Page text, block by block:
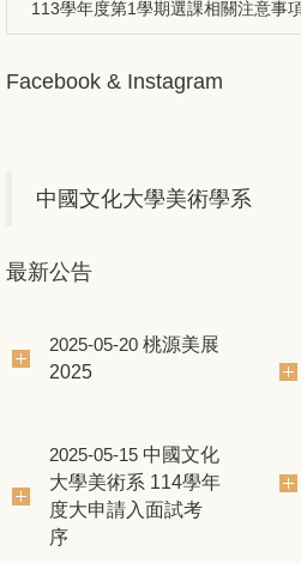
113學年度第1學期選課相關注意事
Facebook & Instagram
中國文化大學美術學系
最新公告
2025-05-20 桃源美展
2025
2025-05-15 中國文化
大學美術系 114學年
度大申請入面試考
序